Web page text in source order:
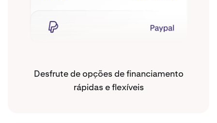
Desfrute de opções de financiamento
rápidas e flexíveis